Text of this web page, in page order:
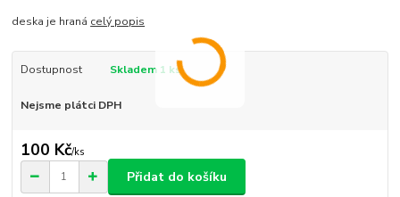
deska je hraná celý popis
Dostupnost Skladem 1 ks
Nejsme plátci DPH
100 Kč/ks
Přidat do košíku